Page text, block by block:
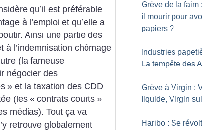
qu’il est préférable
à l’emploi et qu’elle a
Ainsi une partie des
à l’indemnisation chômage
(la fameuse
négocier des
» et la taxation des CDD
(les « contrats courts »
médias). Tout ça va
retrouve globalement
Grève de la faim
il mourir pour
papiers ?
Industries
La tempête des
Grève à Virgin :
liquide, Virgin
Haribo : Se